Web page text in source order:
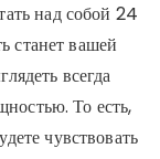
над собой 24
станет вашей
всегда
То есть,
чувствовать